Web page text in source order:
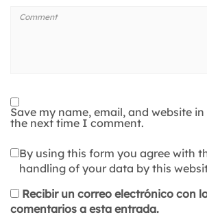
Save my name, email, and website
the next time I comment.
By using this form you agree with
handling of your data by this
Recibir un correo electrónico con
comentarios a esta entrada.